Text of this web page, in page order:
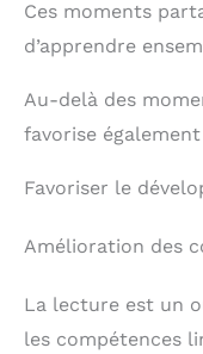
Ces moments
d’apprendre
Au-delà des
favorise
Favoriser le
Amélioration des
La lecture est un
les compétences